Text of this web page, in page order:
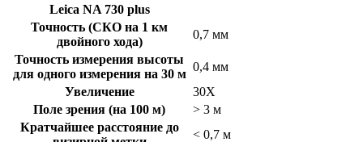
Leica NA 730 plus
Точность (СКО на 1 км
двойного хода)
0,7 мм
Точность измерения высоты
для одного измерения на 30 м
0,4 мм
Увеличение
30X
Поле зрения (на 100 м)
> 3 м
Кратчайшее расстояние до
< 0,7 м